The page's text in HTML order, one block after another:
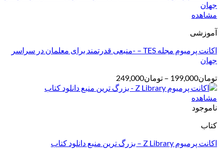
مشاهده
آموزشی
اکانت پرمیوم مجله TES – -منبعی قدرتمند برای معلمان در سراسر
جهان
تومان199,000
– تومان249,000
قیمت:
مشاهده
ناموجود
کتاب
اکانت پرمیوم Z Library – بزرگ ترین منبع دانلود کتاب